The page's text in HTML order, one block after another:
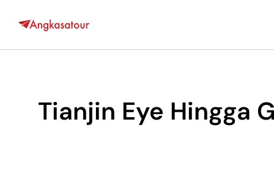
Tianjin Eye Hingga